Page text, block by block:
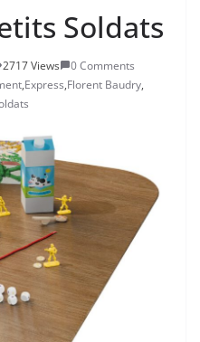
Soldats
2717 Views
0 Comments
,Express,Florent Baudry,